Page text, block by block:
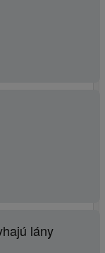
lány